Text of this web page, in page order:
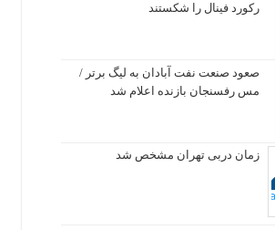
رکورد فینال را شکستند
صعود صنعت نفت آبادان به لیگ برتر /
مس رفسنجان بازنده اعلام شد
زمان دربی تهران مشخص شد